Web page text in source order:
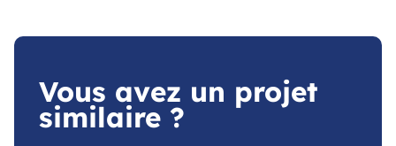
Vous avez un projet
similaire ?